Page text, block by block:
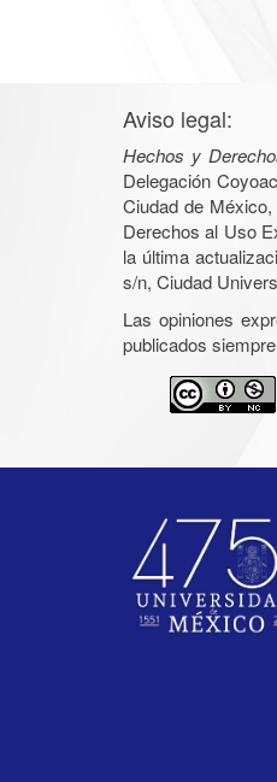
Aviso legal:
Hechos y
Delegación
Ciudad de
Derechos al Uso
la última
s/n, Ciudad
Las opiniones
publicados